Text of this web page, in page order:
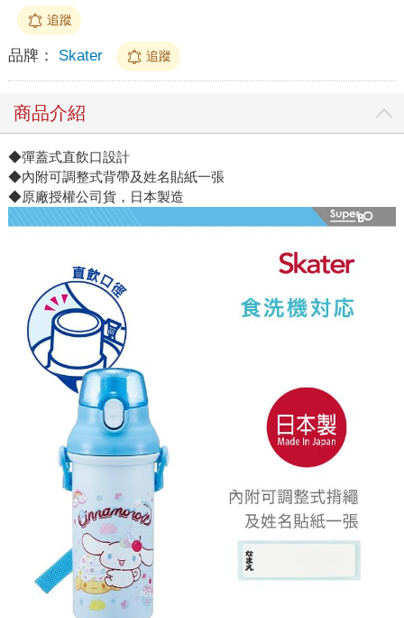
追蹤
品牌： Skater 追蹤
商品介紹
◆彈蓋式直飲口設計
◆內附可調整式背帶及姓名貼紙一張
◆原廠授權公司貨，日本製造